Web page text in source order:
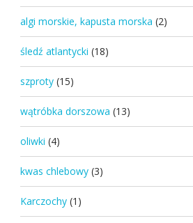
algi morskie, kapusta morska (2)
śledź atlantycki (18)
szproty (15)
wątróbka dorszowa (13)
oliwki (4)
kwas chlebowy (3)
Karczochy (1)